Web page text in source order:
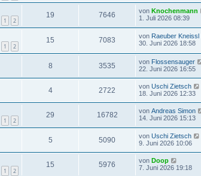
1 2
19 7646 von Knochenmann
1. Juli 2026 08:39
1 2
15 7083 von Raeuber Kneissl
30. Juni 2026 18:58
8 3535 von Flossensauger
22. Juni 2026 16:55
4 2722 von Uschi Zietsch
18. Juni 2026 12:33
1 2
29 16782 von Andreas Simon
14. Juni 2026 15:13
5 5090 von Uschi Zietsch
9. Juni 2026 10:06
1 2
15 5976 von Doop
7. Juni 2026 19:18